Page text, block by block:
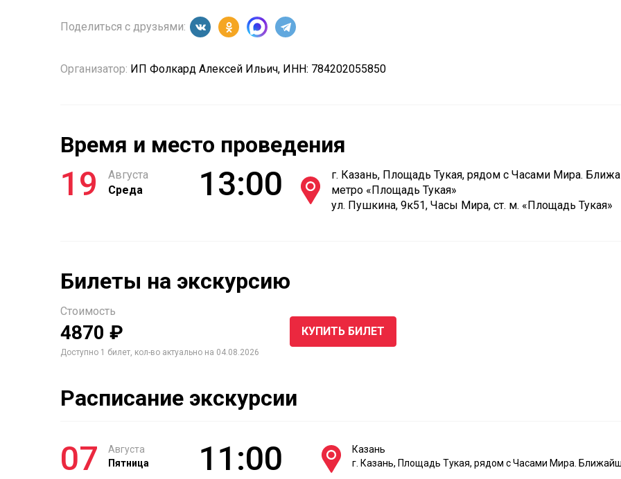
Поделиться с друзьями:
Организатор: ИП Фолкард Алексей Ильич, ИНН: 784202055850
Время и место проведения
19
Августа
Среда
13:00
г. Казань, Площадь Тукая, рядом с Часами Мира.
метро «Площадь Тукая»
ул. Пушкина, 9к51, Часы Мира, ст. м. «Площадь Тукая»
Билеты на экскурсию
Стоимость
4870 ₽
Доступно 1 билет, кол-во актуально на 04.08.2026
КУПИТЬ БИЛЕТ
Расписание экскурсии
07
Августа
Пятница
11:00
Казань
г. Казань, Площадь Тукая, рядом с Часами Мира.